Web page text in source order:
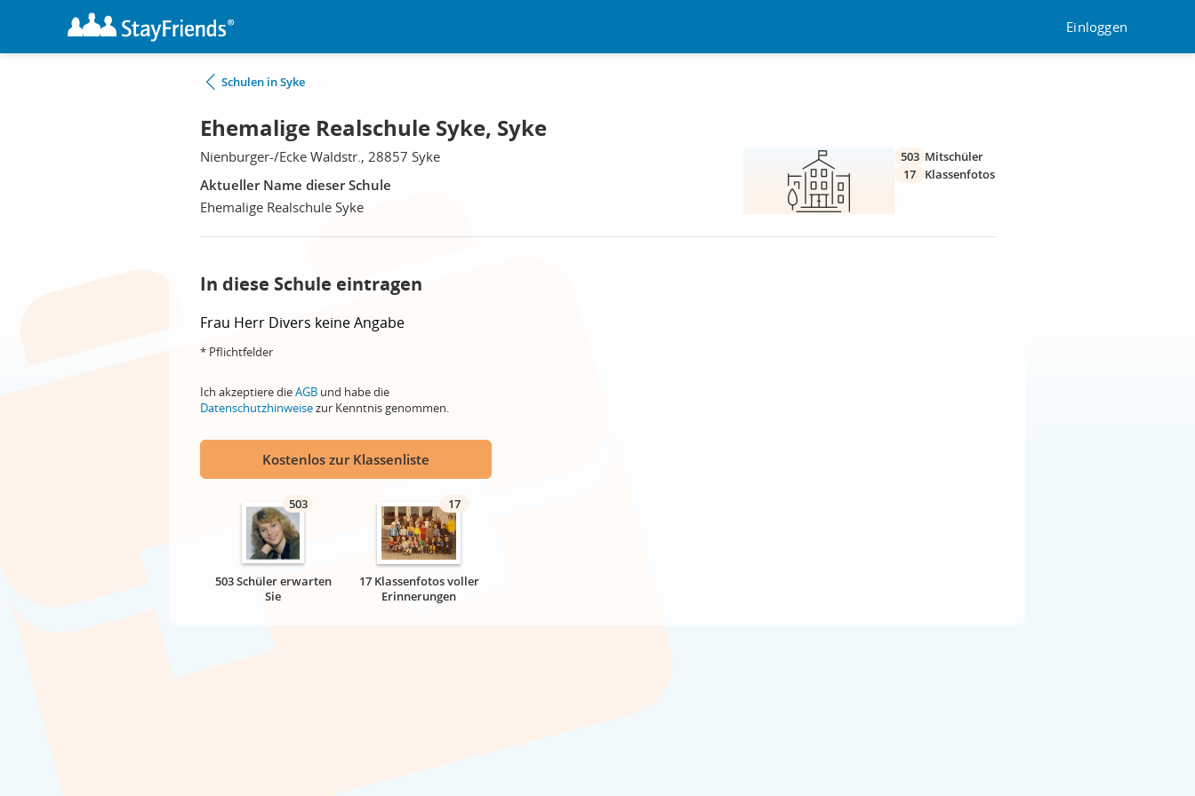
Einloggen
Schulen in Syke
Ehemalige Realschule Syke, Syke
Nienburger-/Ecke Waldstr., 28857 Syke
Aktueller Name dieser Schule
Ehemalige Realschule Syke
503 Mitschüler
17
Klassenfotos
In diese Schule eintragen
Frau Herr Divers keine Angabe
* Pflichtfelder
Ich akzeptiere dieAGB und habe die
Datenschutzhinweisezur Kenntnis genommen.
Kostenlos zur Klassenliste
503
503 Schüler erwarten
Sie
17
17 Klassenfotos voller
Erinnerungen